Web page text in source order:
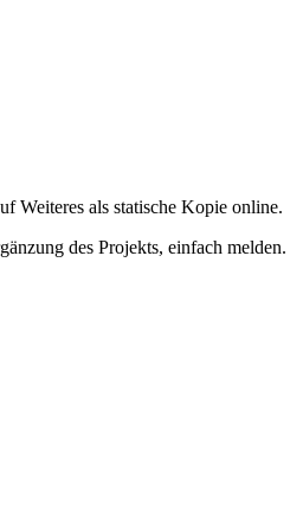
Weiteres als statische Kopie online.
des Projekts, einfach melden.